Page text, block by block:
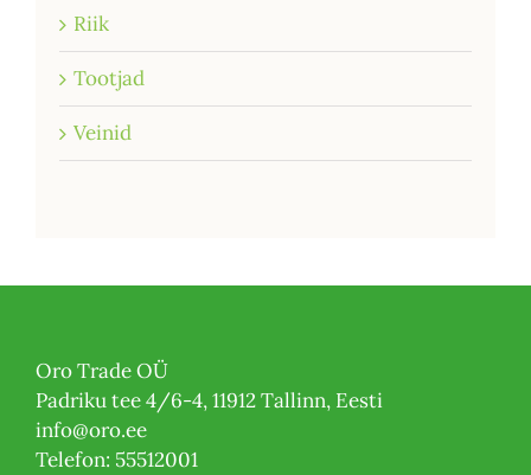
Riik
Tootjad
Veinid
Oro Trade OÜ
Padriku tee 4/6-4, 11912 Tallinn, Eesti
info@oro.ee
Telefon: 55512001